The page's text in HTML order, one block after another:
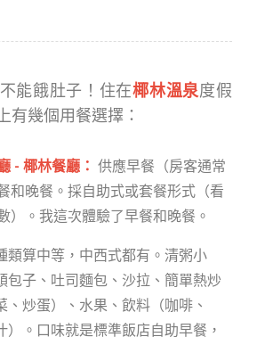
能餓肚子！住在椰林溫泉度假
有幾個用餐選擇：
- 椰林餐廳： 供應早餐（房客通常
和晚餐。採自助式或套餐形式（看
）。我這次體驗了早餐和晚餐。
類算中等，中西式都有。清粥小
包子、吐司麵包、沙拉、簡單熱炒
、炒蛋）、水果、飲料（咖啡、
）。口味就是標準飯店自助早餐，